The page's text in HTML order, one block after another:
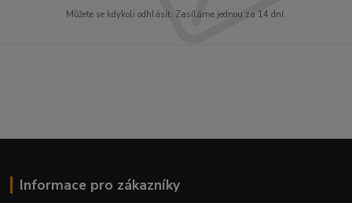
Můžete se kdykoli odhlásit. Zasíláme jednou za 14 dní.
Informace pro zákazníky